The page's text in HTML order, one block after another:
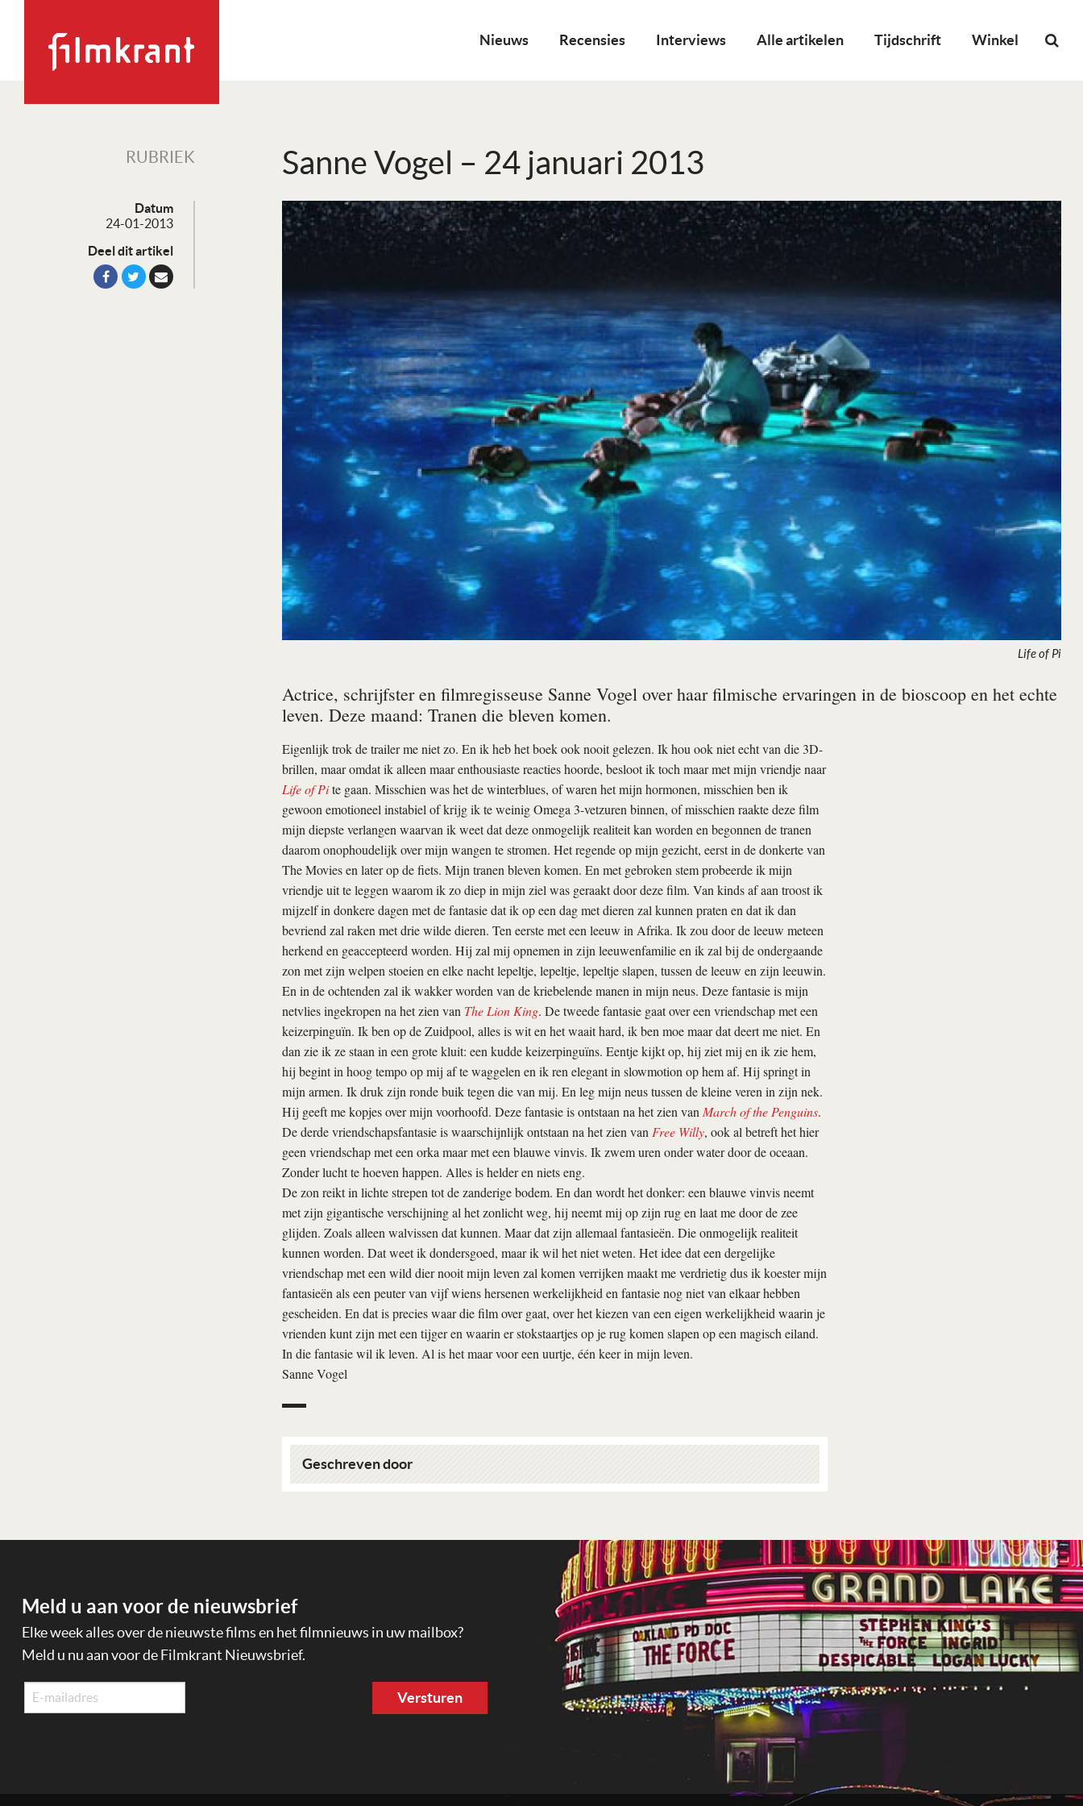
Nieuws Recensies Interviews Alle artikelen Tijdschrift Winkel
RUBRIEK Sanne Vogel – 24 januari 2013
Datum
24-01-2013
Deel dit artikel
Life of Pi
Actrice, schrijfster en filmregisseuse Sanne Vogel over haar filmische ervaringen in de bioscoop en het echte
leven. Deze maand: Tranen die bleven komen.
Eigenlijk trok de trailer me niet zo. En ik heb het boek ook nooit gelezen. Ik hou ook niet echt van die 3D-
brillen, maar omdat ik alleen maar enthousiaste reacties hoorde, besloot ik toch maar met mijn vriendje naar
Life of Pite gaan. Misschien was het de winterblues, of waren het mijn hormonen, misschien ben ik
gewoon emotioneel instabiel of krijg ik te weinig Omega 3-vetzuren binnen, of misschien raakte deze film
mijn diepste verlangen waarvan ik weet dat deze onmogelijk realiteit kan worden en begonnen de tranen
daarom onophoudelijk over mijn wangen te stromen. Het regende op mijn gezicht, eerst in de donkerte van
The Movies en later op de fiets. Mijn tranen bleven komen. En met gebroken stem probeerde ik mijn
vriendje uit te leggen waarom ik zo diep in mijn ziel was geraakt door deze film. Van kinds af aan troost ik
mijzelf in donkere dagen met de fantasie dat ik op een dag met dieren zal kunnen praten en dat ik dan
bevriend zal raken met drie wilde dieren. Ten eerste met een leeuw in Afrika. Ik zou door de leeuw meteen
herkend en geaccepteerd worden. Hij zal mij opnemen in zijn leeuwenfamilie en ik zal bij de ondergaande
zon met zijn welpen stoeien en elke nacht lepeltje, lepeltje, lepeltje slapen, tussen de leeuw en zijn leeuwin.
En in de ochtenden zal ik wakker worden van de kriebelende manen in mijn neus. Deze fantasie is mijn
netvlies ingekropen na het zien van The Lion King. De tweede fantasie gaat over een vriendschap met een
keizerpinguïn. Ik ben op de Zuidpool, alles is wit en het waait hard, ik ben moe maar dat deert me niet. En
dan zie ik ze staan in een grote kluit: een kudde keizerpinguïns. Eentje kijkt op, hij ziet mij en ik zie hem,
hij begint in hoog tempo op mij af te waggelen en ik ren elegant in slowmotion op hem af. Hij springt in
mijn armen. Ik druk zijn ronde buik tegen die van mij. En leg mijn neus tussen de kleine veren in zijn nek.
Hij geeft me kopjes over mijn voorhoofd. Deze fantasie is ontstaan na het zien van March of the Penguins.
De derde vriendschapsfantasie is waarschijnlijk ontstaan na het zien van Free Willy, ook al betreft het hier
geen vriendschap met een orka maar met een blauwe vinvis. Ik zwem uren onder water door de oceaan.
Zonder lucht te hoeven happen. Alles is helder en niets eng.
De zon reikt in lichte strepen tot de zanderige bodem. En dan wordt het donker: een blauwe vinvis neemt
met zijn gigantische verschijning al het zonlicht weg, hij neemt mij op zijn rug en laat me door de zee
glijden. Zoals alleen walvissen dat kunnen. Maar dat zijn allemaal fantasieën. Die onmogelijk realiteit
kunnen worden. Dat weet ik dondersgoed, maar ik wil het niet weten. Het idee dat een dergelijke
vriendschap met een wild dier nooit mijn leven zal komen verrijken maakt me verdrietig dus ik koester mijn
fantasieën als een peuter van vijf wiens hersenen werkelijkheid en fantasie nog niet van elkaar hebben
gescheiden. En dat is precies waar die film over gaat, over het kiezen van een eigen werkelijkheid waarin je
vrienden kunt zijn met een tijger en waarin er stokstaartjes op je rug komen slapen op een magisch eiland.
In die fantasie wil ik leven. Al is het maar voor een uurtje, één keer in mijn leven.
Sanne Vogel
Geschreven door
Meld u aan voor de nieuwsbrief
Elke week alles over de nieuwste films en het filmnieuws in uw mailbox?
Meld u nu aan voor de Filmkrant Nieuwsbrief.